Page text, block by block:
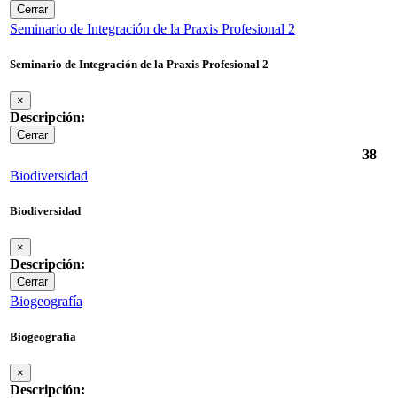
Cerrar
Seminario de Integración de la Praxis Profesional 2
Seminario de Integración de la Praxis Profesional 2
×
Descripción:
Cerrar
38
Biodiversidad
Biodiversidad
×
Descripción:
Cerrar
Biogeografía
Biogeografía
×
Descripción: